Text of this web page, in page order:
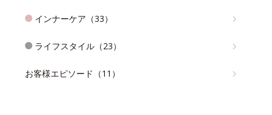
インナーケア（33）
ライフスタイル（23）
お客様エピソード（11）